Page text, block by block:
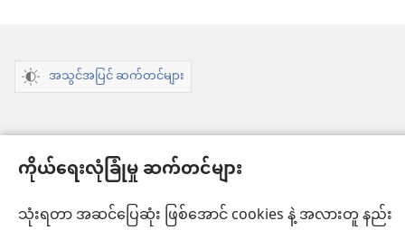
ကိုယ်ရေးလုံခြုံမှု ဆက်တင်များ
သုံးရတာ အဆင်ပြေဆုံး ဖြစ်အောင် cookies နဲ့ အလားတူ နည်း
အသွင်အပြင် ဆက်တင်များ
Copyright© 2026 Watch Tower Bible and Tract Society of Pennsylvania.
လိုက်နာရန် စည်းကမ်းများ| ကိုယ်ရေးလုံခြုံမှု မူဝါဒ
တင်များ